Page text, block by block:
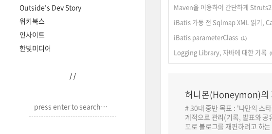
Outside's Dev Story
위키북스
인사이트
한빛미디어
/ /
Maven을 이용하여 간단하게
iBatis 가동 전 Sqlmap XML 읽기
iBatis parameterClass (1)
Logging Library, 자바에 대한 기록
허니몬(Honeymon)의
# 30대 중반 목표 : '나만의 스
계적으로 관리(기록, 발표와
표로 블로그를 재편하려고 하는